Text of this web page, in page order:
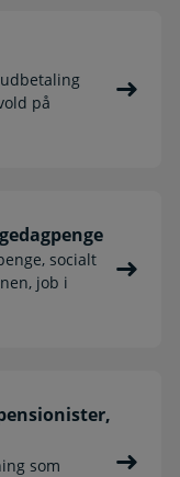
på
socialt
job i
som